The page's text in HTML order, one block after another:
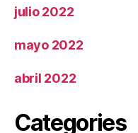
julio 2022
mayo 2022
abril 2022
Categories